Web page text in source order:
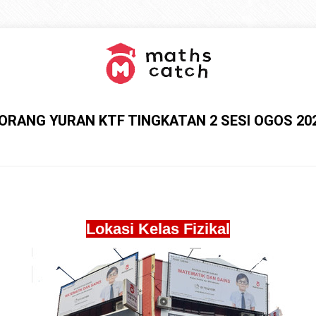
YURAN KTF TINGKATAN 2 SESI OGOS
Lokasi Kelas Fizikal